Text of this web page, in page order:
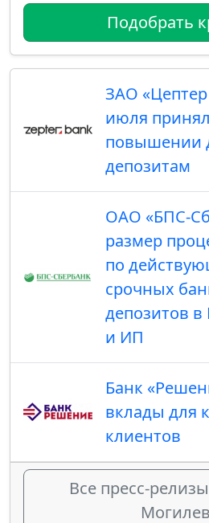
Подобрать
ЗАО «Цептер
июля
повышении
депозитам
ОАО «БПС-
размер
по
срочных
депозитов
и ИП
Банк
вклады для
клиентов
Все пресс-